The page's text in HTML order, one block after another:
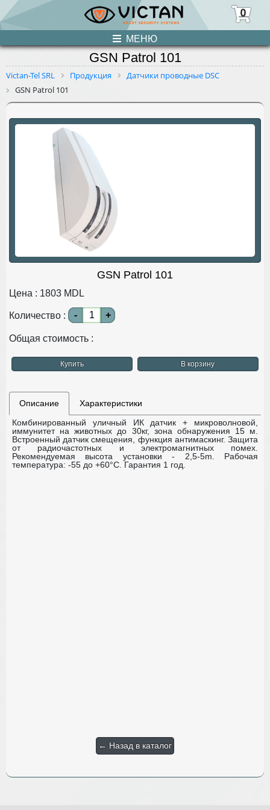
0
МЕНЮ
ПРОДУКЦИЯ
GSN Patrol 101
Victan-Tel SRL Продукция
Датчики проводные DSC
GSN Patrol 101
GSN Patrol 101
Цена : 1803 MDL
Количество : - +
Общая стоимость :
Купить В корзину
Описание
Характеристики
Комбинированный уличный ИК датчик + микроволновой,
иммунитет на животных до 30кг, зона обнаружения 15 м.
Встроенный датчик смещения, функция антимаскинг. Защита
от радиочастотных и электромагнитных помех.
Рекомендуемая высота установки - 2,5-5m. Рабочая
температура: -55 до +60°С.Гарантия 1 год.
← Назад в каталог